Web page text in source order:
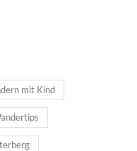
mit Kind